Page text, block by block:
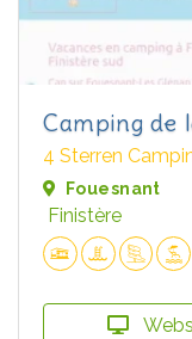
Camping de
4 Sterren
Fouesnant
Finistère